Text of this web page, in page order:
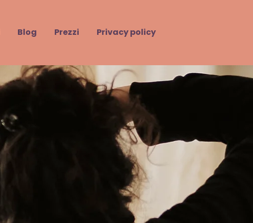
Blog Prezzi Privacy policy